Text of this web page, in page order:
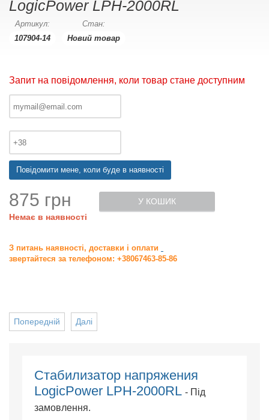
LogicPower LPH-2000RL
Артикул:
107904-14
Стан:
Новий товар
Запит на повідомлення, коли товар стане доступним
Повідомити мене, коли буде в наявності
875 грн
Немає в наявності
У КОШИК
З питань наявності, доставки і оплати
звертайтеся за телефоном: +38067463-85-86
Далі
Попередній
Стабилизатор напряжения
LogicPower LPH-2000RL - Під
замовлення.